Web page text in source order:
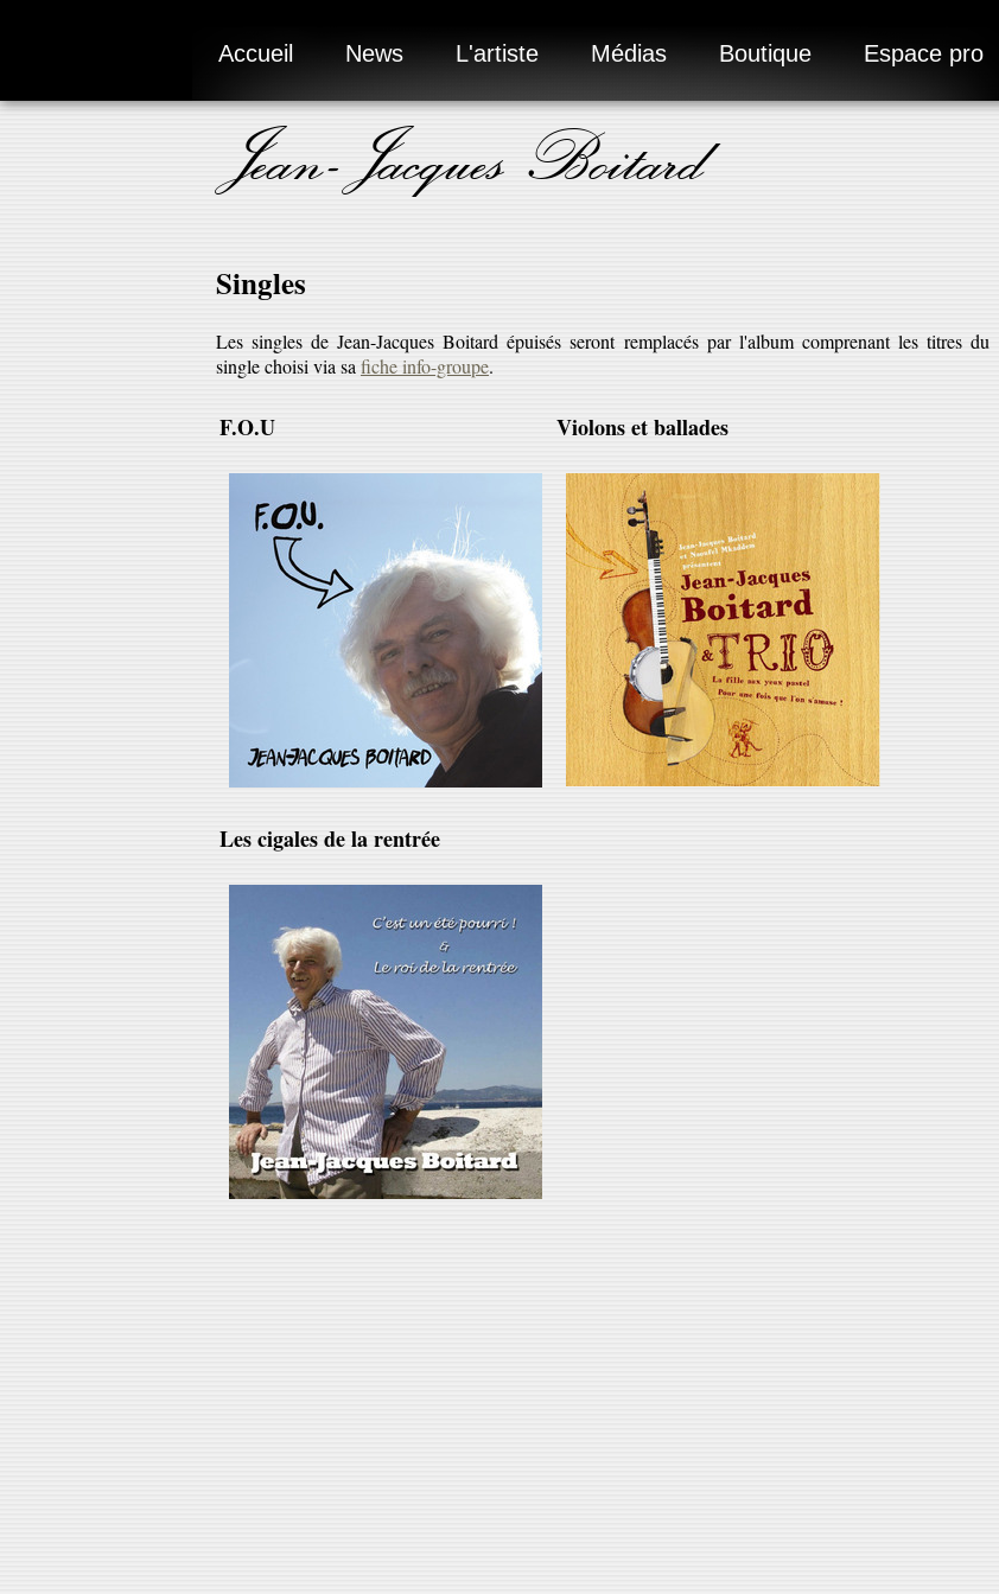
Accueil News L'artiste Médias Boutique Espace pro
Jean-Jacques Boitard
Singles
Les singles de Jean-Jacques Boitard épuisés seront remplacés par l'album comprenant les titres du
single choisi via sa fiche info-groupe.
F.O.U Violons et ballades
Les cigales de la rentrée